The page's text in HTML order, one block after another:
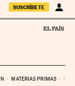
SUSCRÍBETE
MATERIAS PRIMAS